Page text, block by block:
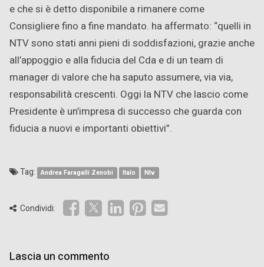
e che si è detto disponibile a rimanere come
Consigliere fino a fine mandato. ha affermato: “quelli in
NTV sono stati anni pieni di soddisfazioni, grazie anche
all’appoggio e alla fiducia del Cda e di un team di
manager di valore che ha saputo assumere, via via,
responsabilità crescenti. Oggi la NTV che lascio come
Presidente è un’impresa di successo che guarda con
fiducia a nuovi e importanti obiettivi”.
Tag: Andrea Faragalli Zenobi Italo Ntv
Condividi:
Lascia un commento